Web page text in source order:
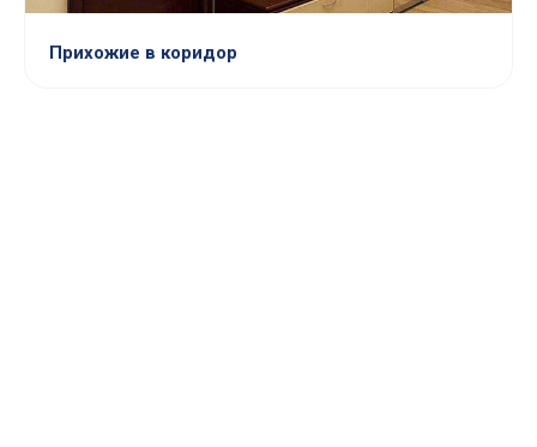
Прихожие в коридор